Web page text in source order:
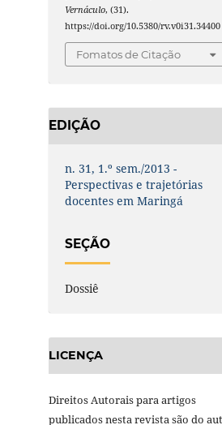
Vernáculo, (31).
https://doi.org/10.5380/rv.v0i31.34400
Fomatos de Citação
EDIÇÃO
n. 31, 1.º sem./2013 -
Perspectivas e trajetórias
docentes em Maringá
SEÇÃO
Dossiê
LICENÇA
Direitos Autorais para artigos
publicados nesta revista são do